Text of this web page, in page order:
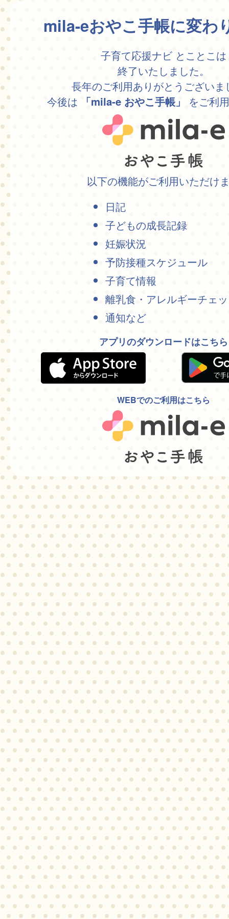
mila-eおやこ手帳に変わ
子育て応援ナビ とことこは
終了いたしました。
長年のご利用ありがとうございま
今後は
「mila-e おやこ手帳」 をご利
以下の機能がご利用いただけ
日記
子どもの成長記録
妊娠状況
予防接種スケジュール
子育て情報
離乳食・アレルギーチェ
通知など
アプリのダウンロードはこちら
WEBでのご利用はこちら